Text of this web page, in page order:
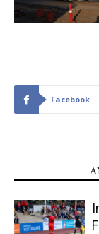
Facebook